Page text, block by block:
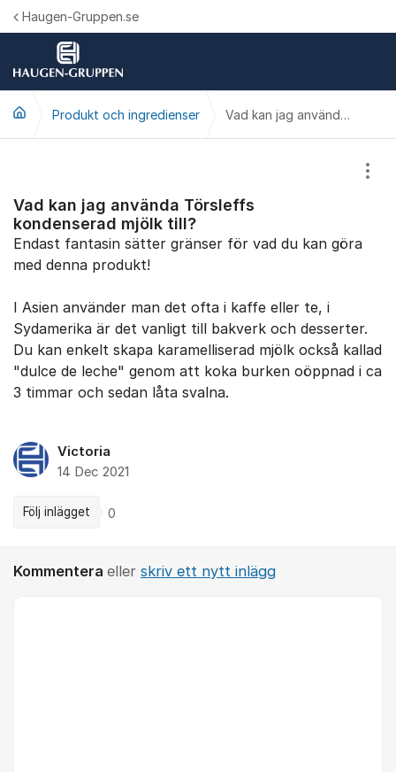
Hoppa till innehåll
Haugen-Gruppen.se
Produkt och ingredienser Vad kan jag använda Törsleffs kondenserad mjölk till?
Vad kan jag använda Törsleffs
kondenserad mjölk till?
Endast fantasin sätter gränser för vad du kan göra
med denna produkt!
I Asien använder man det ofta i kaffe eller te, i
Sydamerika är det vanligt till bakverk och desserter.
Du kan enkelt skapa karamelliserad mjölk också kallad
"dulce de leche" genom att koka burken oöppnad i ca
3 timmar och sedan låta svalna.
Victoria
14 Dec 2021
Följ inlägget 0
Kommentera eller skriv ett nytt inlägg